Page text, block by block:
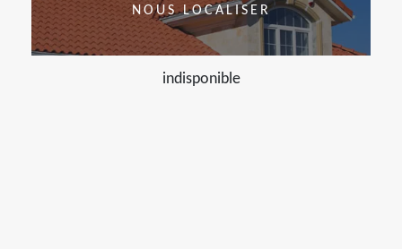
NOUS LOCALISER
indisponible